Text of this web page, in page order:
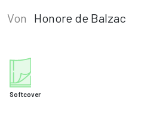
Von Honore de Balzac
Softcover